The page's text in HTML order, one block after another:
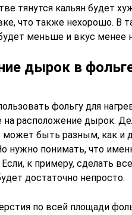
тянутся кальян будет
что также нехорошо. В
меньше и вкус
дырок в
фольгу для
на расположение дырок.
может быть разным, как и
нужно понимать, что
к примеру, сделать
достаточно непросто.
по всей площади